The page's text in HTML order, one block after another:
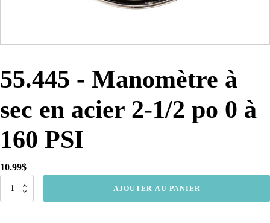
55.445 - Manomètre à
sec en acier 2-1/2 po 0 à
160 PSI
10.99$
quantité
AJOUTER AU PANIER